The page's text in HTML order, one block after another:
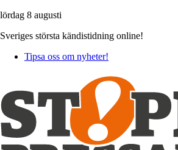
lördag 8 augusti
Sveriges största kändistidning online!
Tipsa oss om nyheter!